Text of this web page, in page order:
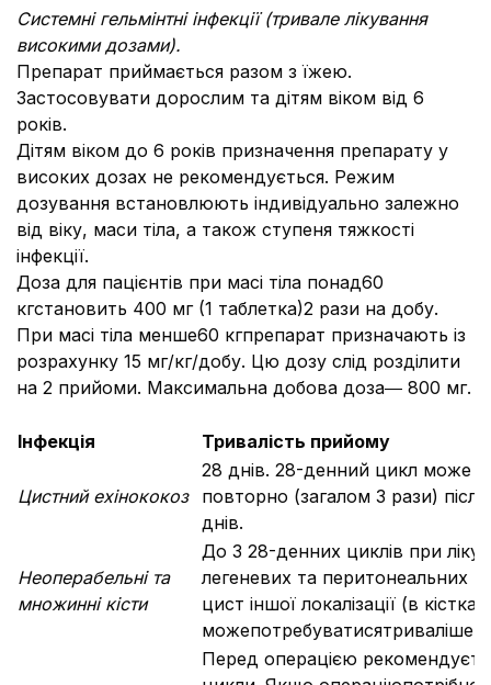
Системні гельмінтні інфекції (тривале лікування
високими дозами).
Препарат приймається разом з їжею.
Застосовувати дорослим та дітям віком від 6
років.
Дітям віком до 6 років призначення препарату у
високих дозах не рекомендується. Режим
дозування встановлюють індивідуально залежно
від віку, маси тіла, а також ступеня тяжкості
інфекції.
Доза для пацієнтів при масі тіла понад60
кгстановить 400 мг (1 таблетка)2 рази на добу.
При масі тіла менше60 кгпрепарат призначають із
розрахунку 15 мг/кг/добу. Цю дозу слід розділити
на 2 прийоми. Максимальна добова доза― 800 мг.
Інфекція Тривалість прийому
Цистний ехінококоз
28 днів. 28-денний цикл може
повторно (загалом 3 рази)
днів.
Неоперабельні та
множинні кісти
До 3 28-денних циклів при
легеневих та перитонеальних
цист іншої локалізації (в
можепотребуватисятриваліше
Перед операцією